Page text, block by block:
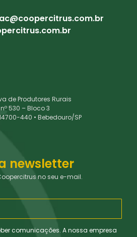
de Produtores Rurais
530 – Bloco 3
440 • Bebedouro/SP
newsletter
no seu e-mail.
comunicações. A nossa empresa